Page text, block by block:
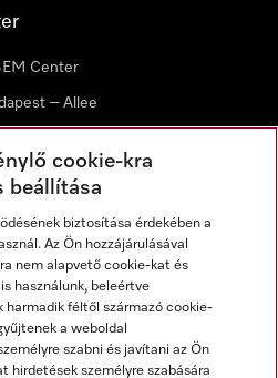
Center
– Allee
cookie-kra
beállítása
biztosítása érdekében a
Az Ön hozzájárulásával
nem alapvető cookie-kat és
használunk, beleértve
harmadik féltől származó cookie-
a weboldal
szabni és javítani az Ön
hirdetések személyre szabására